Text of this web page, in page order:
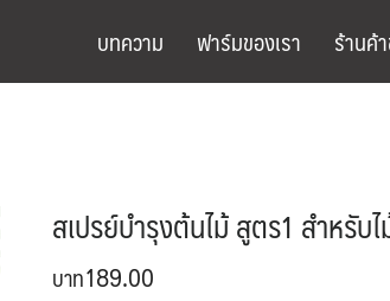
บทความ ฟาร์มของเรา ร้านค้
สเปรย์บำรุงต้นไม้ สูตร1 สำหรับ
189.00